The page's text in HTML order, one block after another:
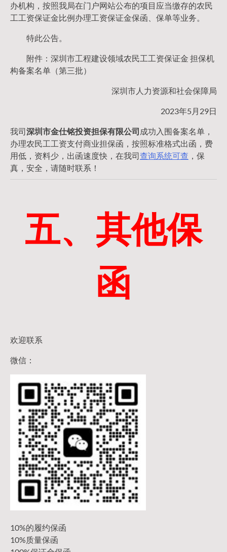
办机构，按照我局在门户网站公布的项目应当缴存的农民
工工资保证金比例办理工资保证金保函、保单等业务。
特此公告。
附件：深圳市工程建设领域农民工工资保证金 担保机
构备案名单（第三批）
深圳市人力资源和社会保障局
2023年5月29日
我司深圳市金仕铭投资担保有限公司 成功入围备案名单，
办理农民工工资支付商业担保函，按照标准格式出函，费
用低，资料少，出函速度快，在我司查询系统可查 ，保
真，安全，请随时联系！
五、其他保
函
欢迎联系
微信：
10%的履约保函
10%质量保函